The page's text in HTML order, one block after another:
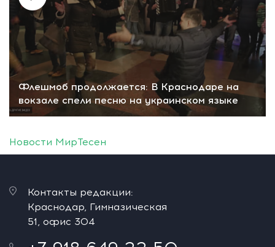
Флешмоб продолжается: В Краснодаре на
вокзале спели песню на украинском языке
Новости МирТесен
Контакты редакции:
Краснодар, Гимназическая
51, офис 304